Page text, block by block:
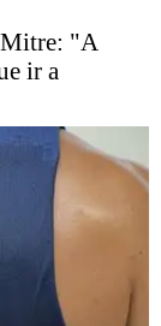
"A
ir a